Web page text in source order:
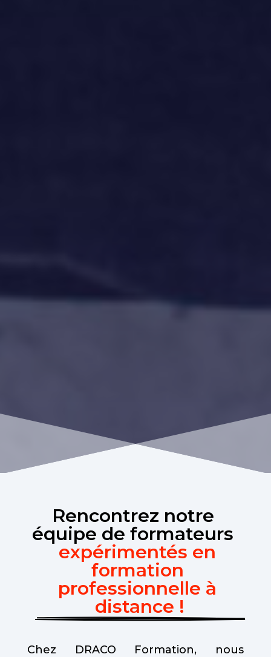
Rencontrez notre
équipe de formateurs
expérimentés en
formation
professionnelle à
distance !
Chez DRACO Formation, nous